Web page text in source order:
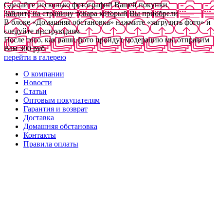
Сделайте несколько фотографий Вашей покупки
Зайдите на страницу товара который Вы приобрели
В блоке «Домашняя обстановка» нажмите «загрузить фото» и
следуйте инструкциям
После того, как ваши фото пройдут модерацию мы отправим
Вам 300 руб
перейти в галерею
О компании
Новости
Статьи
Оптовым покупателям
Гарантия и возврат
Доставка
Домашняя обстановка
Контакты
Правила оплаты